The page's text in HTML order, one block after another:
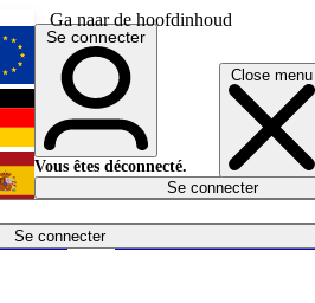
Ga naar de hoofdinhoud
Close menu
Se connecter
Économie
English
Deutsch
Español
Se connecter
Vous êtes déconnecté.
Se connecter